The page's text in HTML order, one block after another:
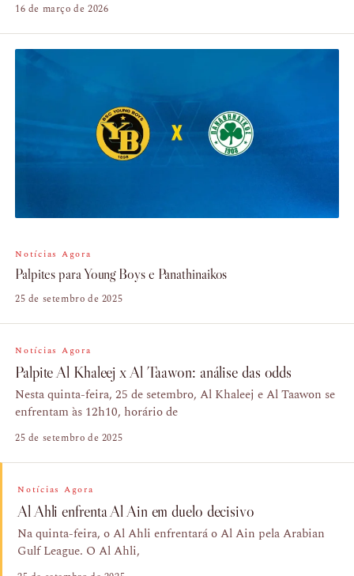
16 de março de 2026
Notícias Agora
Palpites para Young Boys e Panathinaikos
25 de setembro de 2025
Notícias Agora
Palpite Al Khaleej x Al Taawon: análise das odds
Nesta quinta-feira, 25 de setembro, Al Khaleej e Al Taawon se
enfrentam às 12h10, horário de
25 de setembro de 2025
Notícias Agora
Al Ahli enfrenta Al Ain em duelo decisivo
Na quinta-feira, o Al Ahli enfrentará o Al Ain pela Arabian
Gulf League. O Al Ahli,